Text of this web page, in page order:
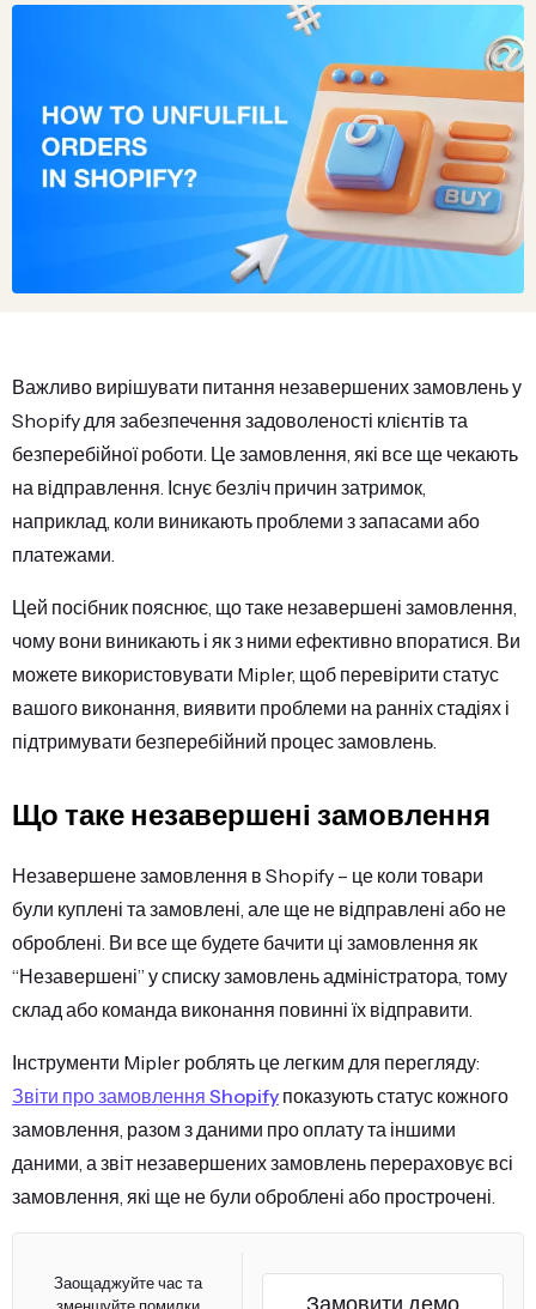
Важливо вирішувати питання незавершених замовлень у
Shopify для забезпечення задоволеності клієнтів та
безперебійної роботи. Це замовлення, які все ще чекають
на відправлення. Існує безліч причин затримок,
наприклад, коли виникають проблеми з запасами або
платежами.
Цей посібник пояснює, що таке незавершені замовлення,
чому вони виникають і як з ними ефективно впоратися. Ви
можете використовувати Mipler, щоб перевірити статус
вашого виконання, виявити проблеми на ранніх стадіях і
підтримувати безперебійний процес замовлень.
Що таке незавершені замовлення
Незавершене замовлення в Shopify – це коли товари
були куплені та замовлені, але ще не відправлені або не
оброблені. Ви все ще будете бачити ці замовлення як
“Незавершені” у списку замовлень адміністратора, тому
склад або команда виконання повинні їх відправити.
Інструменти Mipler роблять це легким для перегляду:
Звіти про замовлення Shopify показують статус кожного
замовлення, разом з даними про оплату та іншими
даними, а звіт незавершених замовлень перераховує всі
замовлення, які ще не були оброблені або прострочені.
Заощаджуйте час та